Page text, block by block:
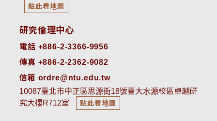
點此看地圖
研究倫理中心
電話 +886-2-3366-9956
傳真 +886-2-2362-9082
信箱 ordre@ntu.edu.tw
10087臺北市中正區思源街18號臺大水源校區卓越研
究大樓R712室
點此看地圖